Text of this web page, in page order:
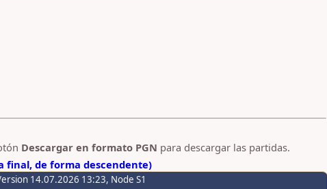
Descargar en formato PGN para descargar las partidas.
final, de forma descendente)
14.07.2026 13:23, Node S1